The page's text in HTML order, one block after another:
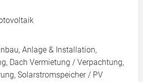
Anlage & Installation,
Dach Vermietung / Verpachtung,
Solarstromspeicher / PV